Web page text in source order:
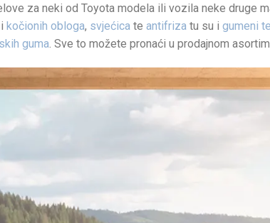
za neki od Toyota modela ili vozila neke druge
kočionih obloga, svjećica teantifriza tu su igumeni
guma. Sve to možete pronaći u prodajnom